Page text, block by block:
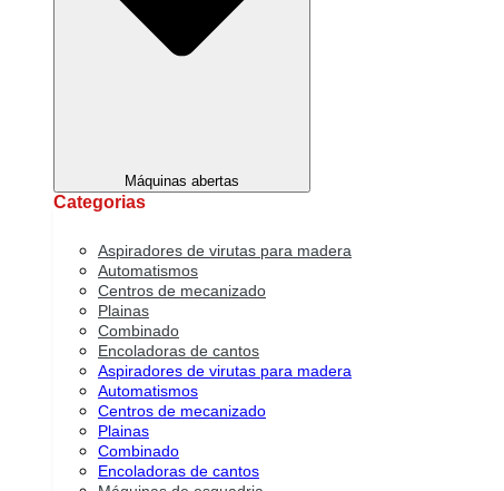
Máquinas abertas
Categorias
Aspiradores de virutas para madera
Automatismos
Centros de mecanizado
Plainas
Combinado
Encoladoras de cantos
Aspiradores de virutas para madera
Automatismos
Centros de mecanizado
Plainas
Combinado
Encoladoras de cantos